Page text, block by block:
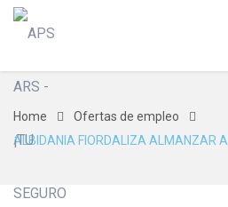
Home
Ofertas de empleo
ALBIDANIA FIORDALIZA ALMANZAR